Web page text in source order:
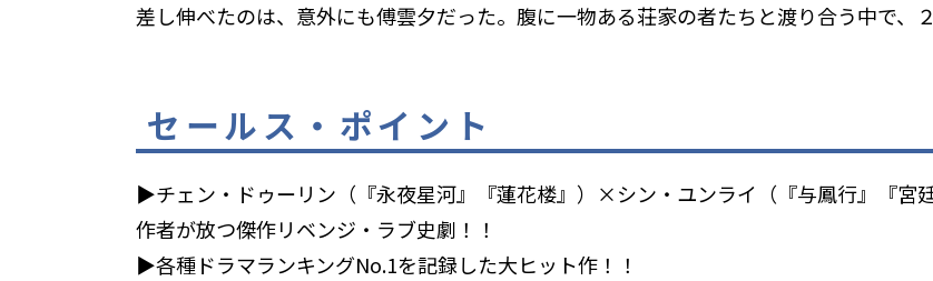
差し伸べたのは、意外にも傅雲夕だった。腹に一物ある荘家の者たちと渡り合う中で、
セールス・ポイント
▶チェン・ドゥーリン（『永夜星河』『蓮花楼』）×シン・ユンライ（『与鳳行』『宮
作者が放つ傑作リベンジ・ラブ史劇！！
▶各種ドラマランキングNo.1を記録した大ヒット作！！